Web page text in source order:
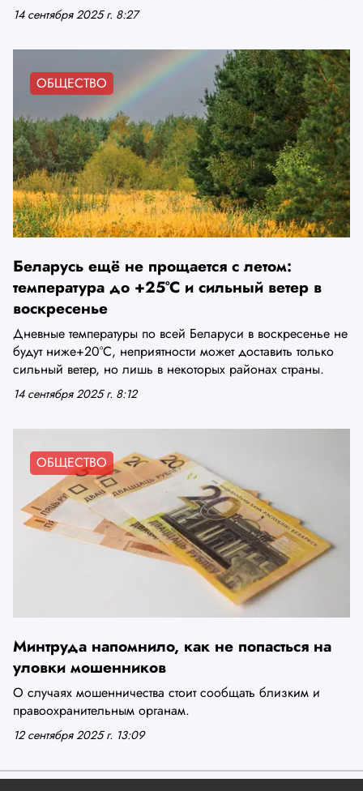
14 сентября 2025 г. 8:27
ОБЩЕСТВО
Беларусь ещё не прощается с летом:
температура до +25°С и сильный ветер в
воскресенье
Дневные температуры по всей Беларуси в воскресенье не
будут ниже+20°С, неприятности может доставить только
сильный ветер, но лишь в некоторых районах страны.
14 сентября 2025 г. 8:12
ОБЩЕСТВО
Минтруда напомнило, как не попасться на
уловки мошенников
О случаях мошенничества стоит сообщать близким и
правоохранительным органам.
12 сентября 2025 г. 13:09